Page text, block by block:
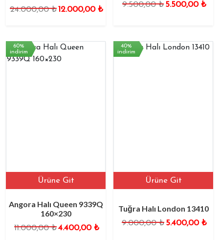
24.000,00₺12.000,00 ₺
9.500,00₺ 5.500,00 ₺
60%
indirim
Ürüne Git
Angora Halı Queen 9339Q
160×230
11.000,00₺ 4.400,00 ₺
40%
indirim
Ürüne Git
Tuğra Halı London 13410
9.000,00₺ 5.400,00 ₺